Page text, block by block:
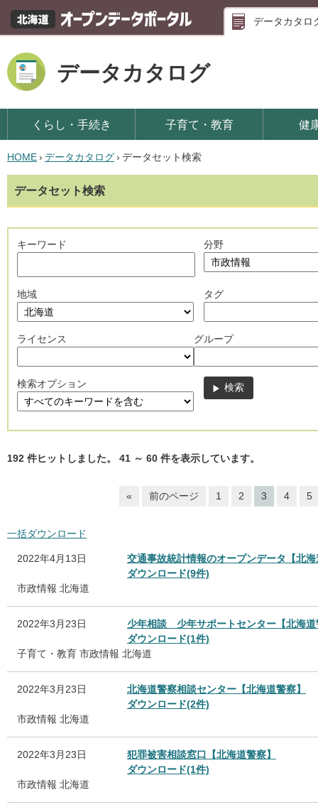
データカタロ
データカタログ
くらし・手続き 子育て・教育 健
HOME› データカタログ› データセット検索
データセット検索
キーワード 分野
地域 タグ
ライセンス グループ
検索オプション
192 件ヒットしました。 41 ～ 60 件を表示しています。
« 前のページ 1 2 3 4 5
一括ダウンロード
2022年4月13日
交通事故統計情報のオープンデータ【北
ダウンロード(9件)
市政情報 北海道
2022年3月23日
少年相談 少年サポートセンター【北海道
ダウンロード(1件)
子育て・教育 市政情報 北海道
2022年3月23日
北海道警察相談センター【北海道警察】
ダウンロード(2件)
市政情報 北海道
2022年3月23日
犯罪被害相談窓口【北海道警察】
ダウンロード(1件)
市政情報 北海道